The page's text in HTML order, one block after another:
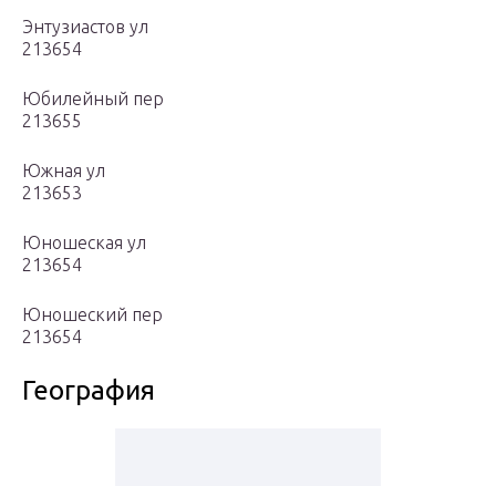
Энтузиастов ул
213654
Юбилейный пер
213655
Южная ул
213653
Юношеская ул
213654
Юношеский пер
213654
География